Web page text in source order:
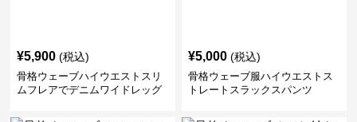
¥5,900 (税込)
骨格ウェーブハイウエストスリ
ムフレアでデニムワイドレッグ
¥5,000 (税込)
骨格ウェーブ服ハイウエストス
トレートスラックスパンツ